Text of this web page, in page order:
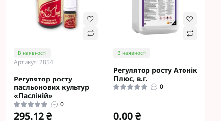
В наявності
Артикул: 2854
Регулятор росту
пасльонових культур
«Пасліній»
0
295.12 ₴
В наявності
Регулятор росту Атонік
Плюс, в.г.
0
0.00 ₴